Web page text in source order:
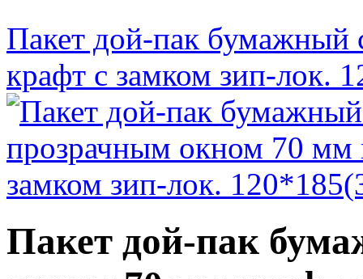
Пакет дой-пак
крафт с замком зип-лок.
Пакет дой-пак